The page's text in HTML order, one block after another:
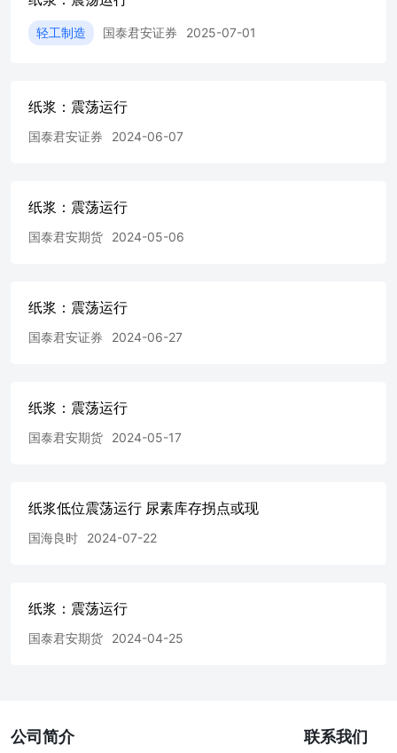
它法律管辖区域内的法律法规。本报告难以设置访问权限，
会计或税务建议，且本公司不会因接收人收到本报告而视其
出投资决定并自主承担投资风险，不应凭借本内容进行具体
立、客观、公正。本报告仅反映作者的不同设想、见解及分
联营公司的立场，特此声明。 免责声明 本报告的信息来源
的价格可升可跌，过往表现不应作为日后的表现依据。在不
同时期，或因使用不同假设和标准，采用不同观点和分析方
可在不发出通知的情形下做出修改，投资者应当自行关注相
别客户，不构成客户私人咨询建议，客户应考虑本报告中的
在任何情况下，本公司、本公司员工或者关联机构不承诺投
资者一定获利，不与投资者分享投资收益，也不对任何人因
使用本报告中的任何内容所引致的任何直接或间接损失或与
出投资决策的唯一参考因素，亦不应认为本报告可以取代自
己的判断。在决定投资前，如有需要，投资者务必向专业人
士咨询并谨慎决策。 版权声明 本报告版权仅为本公司所
悖原意的引用、删节和修改。若本公司以外的其他个人或机
轻工制造 国泰君安证券 2025-07-01
纸浆：震荡运行
国泰君安证券 2024-06-07
纸浆：震荡运行
国泰君安期货 2024-05-06
纸浆：震荡运行
国泰君安证券 2024-06-27
纸浆：震荡运行
国泰君安期货 2024-05-17
纸浆低位震荡运行 尿素库存拐点或现
国海良时 2024-07-22
纸浆：震荡运行
国泰君安期货 2024-04-25
公司简介 联系我们